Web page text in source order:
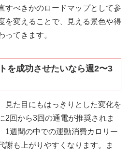
すべきかのロードマップとして参
を変えることで、見える景色や得
ってきます。
を成功させたいなら週2〜3
見た目にもはっきりとした変化を
2回から3回の通電が推奨されま
1週間の中での運動消費カロリー
謝も上がりやすくなります。ま